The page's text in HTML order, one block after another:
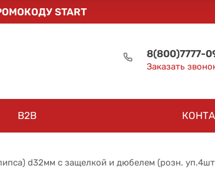
START
8(800)7777-
Заказать
B2B
d32мм с защелкой и дюбелем (розн.